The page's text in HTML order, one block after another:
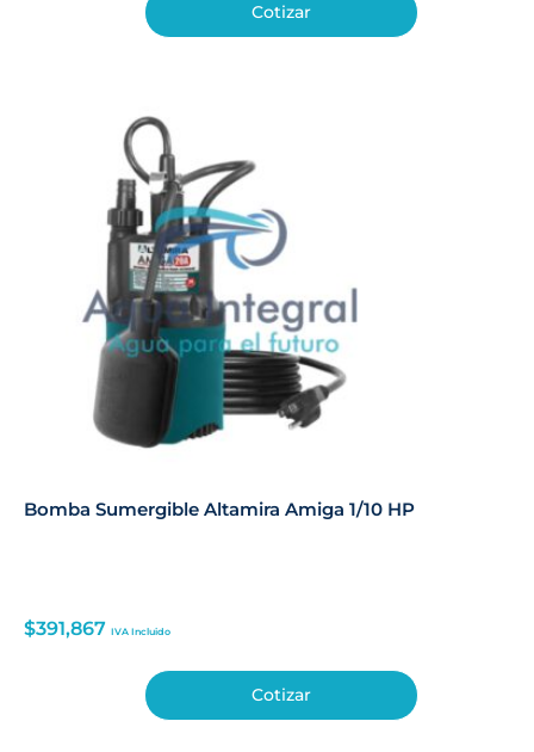
Cotizar
Bomba Sumergible Altamira Amiga 1/10 HP
$391,867 IVA Incluido
Cotizar